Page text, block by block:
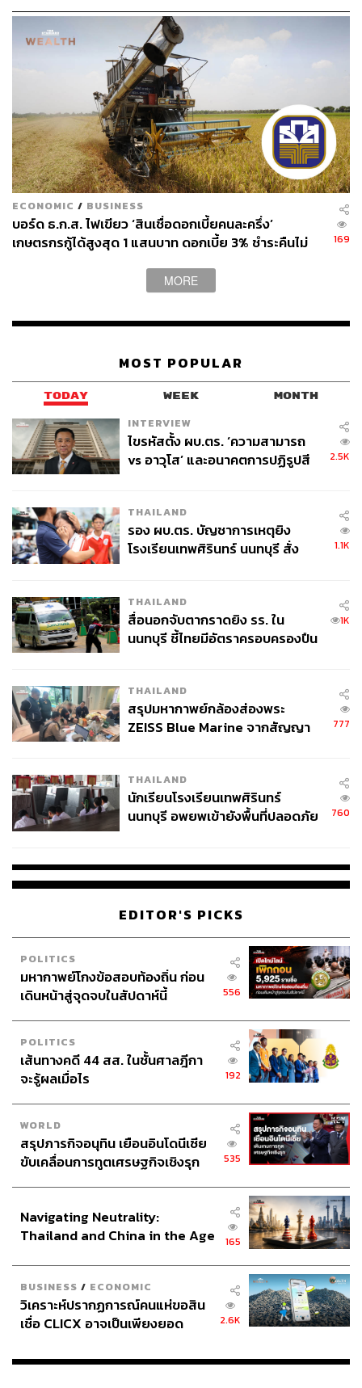
ขายปุ๋ยให้ไทย
ECONOMIC / BUSINESS
บอร์ด ธ.ก.ส. ไฟเขียว ‘สินเชื่อดอกเบี้ยคนละครึ่ง’
เกษตรกรกู้ได้สูงสุด 1 แสนบาท ดอกเบี้ย 3% ชำระคืนไม่
169
MORE
MOST POPULAR
TODAY WEEK MONTH
INTERVIEW
ไขรหัสตั้ง ผบ.ตร. ‘ความสามารถ
vs อาวุโส’ และอนาคตการปฏิรูปสี
2.5K
THAILAND
รอง ผบ.ตร. บัญชาการเหตุยิง
โรงเรียนเทพศิรินทร์ นนทบุรี สั่ง
1.1K
THAILAND
สื่อนอกจับตากราดยิง รร. ใน
นนทบุรี ชี้ไทยมีอัตราครอบครองปืน
1K
THAILAND
สรุปมหากาพย์กล้องส่องพระ
ZEISS Blue Marine จากสัญญา
จ่ายหนี้-แอบระบุแบรนด์
777
THAILAND
นักเรียนโรงเรียนเทพศิรินทร์
นนทบุรี อพยพเข้ายังพื้นที่ปลอดภัย
760
EDITOR'S PICKS
POLITICS
มหากาพย์โกงข้อสอบท้องถิ่น ก่อน
เดินหน้าสู่จุดจบในสัปดาห์นี้
556
POLITICS
เส้นทางคดี 44 สส. ในชั้นศาลฎีกา
จะรู้ผลเมื่อไร
192
WORLD
สรุปภารกิจอนุทิน เยือนอินโดนีเซีย
ขับเคลื่อนการทูตเศรษฐกิจเชิงรุก
535
Navigating Neutrality:
Thailand and China in the Age
165
BUSINESS / ECONOMIC
วิเคราะห์ปรากฏการณ์คนแห่ขอสิน
เชื่อ CLICX อาจเป็นเพียงยอด
เรือนไทยที่ถูกซุกไว้
2.6K